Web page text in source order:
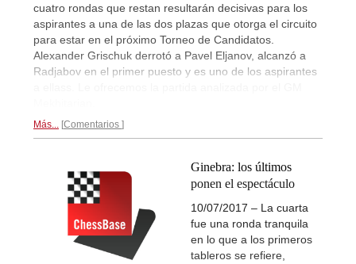
cuatro rondas que restan resultarán decisivas para los
aspirantes a una de las dos plazas que otorga el circuito
para estar en el próximo Torneo de Candidatos.
Alexander Grischuk derrotó a Pavel Eljanov, alcanzó a
Radjabov en el primer puesto y es uno de los aspirantes
Más... Comentarios
Ginebra: los últimos
ponen el espectáculo
10/07/2017 – La cuarta
fue una ronda tranquila
en lo que a los primeros
tableros se refiere,